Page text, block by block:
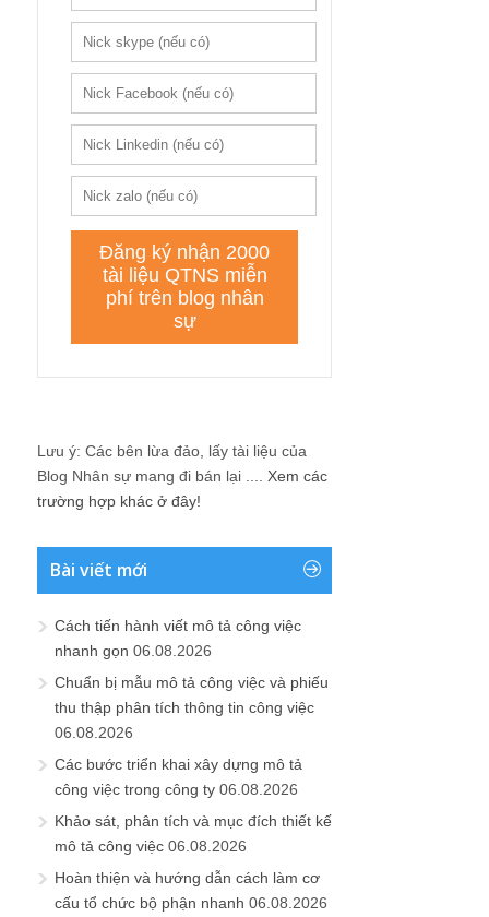
Lưu ý: Các bên lừa đảo, lấy tài liệu của
Blog Nhân sự mang đi bán lại .... Xem các
trường hợp khác ở đây!
Bài viết mới
Cách tiến hành viết mô tả công việc
nhanh gọn 06.08.2026
Chuẩn bị mẫu mô tả công việc và phiếu
thu thập phân tích thông tin công việc
06.08.2026
Các bước triển khai xây dựng mô tả
công việc trong công ty 06.08.2026
Khảo sát, phân tích và mục đích thiết kế
mô tả công việc 06.08.2026
Hoàn thiện và hướng dẫn cách làm cơ
cấu tổ chức bộ phận nhanh 06.08.2026